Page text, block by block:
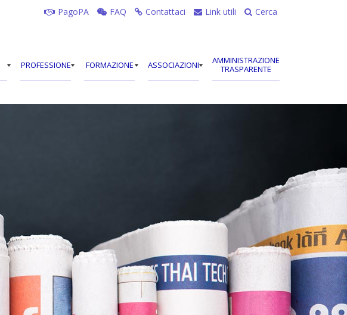
PagoPA FAQ Contattaci Link utili Cerca
PROFESSIONE FORMAZIONE ASSOCIAZIONI
AMMINISTRAZIONE
TRASPARENTE